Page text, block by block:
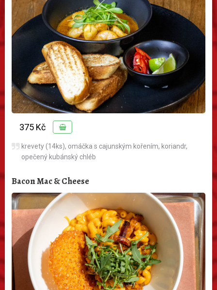
375 Kč
krevety (14ks), omáčka s cajunským kořením, koriandr,
opečený kubánský chléb
Bacon Mac & Cheese